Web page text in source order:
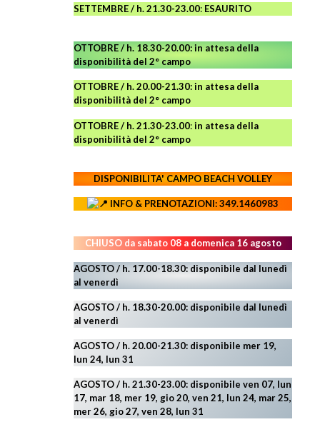
SETTEMBRE / h. 21.30-23.00: ESAURITO
OTTOBRE / h. 18.30-20.00:in attesa della
disponibilità del 2° campo
OTTOBRE / h. 20.00-21.30:in attesa della
disponibilità del 2° campo
OTTOBRE / h. 21.30-23.00:in attesa della
disponibilità del 2° campo
DISPONIBILITA' CAMPOBEACH VOLLEY
INFO & PRENOTAZIONI: 349.1460983
CHIUSO da sabato 08 a domenica 16 agosto
AGOSTO / h. 17.00-18.30: disponibile dal lunedì
al venerdì
AGOSTO/ h. 18.30-20.00: disponibile dal lunedì
al venerdì
AGOSTO / h. 20.00-21.30: disponibile mer 19,
lun 24, lun 31
AGOSTO/ h. 21.30-23.00: disponibile ven 07, lun
17, mar 18, mer 19, gio 20, ven 21, lun 24, mar 25,
mer 26, gio 27, ven 28, lun 31